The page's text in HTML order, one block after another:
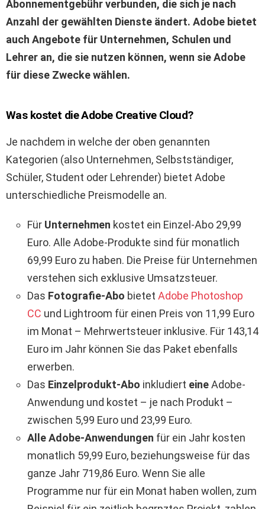
Abonnementgebühr verbunden, die sich je nach
Anzahl der gewählten Dienste ändert. Adobe bietet
auch Angebote für Unternehmen, Schulen und
Lehrer an, die sie nutzen können, wenn sie Adobe
für diese Zwecke wählen.
Was kostet die Adobe Creative Cloud?
Je nachdem in welche der oben genannten
Kategorien (also Unternehmen, Selbstständiger,
Schüler, Student oder Lehrender) bietet Adobe
unterschiedliche Preismodelle an.
Für Unternehmen kostet ein Einzel-Abo 29,99
Euro. Alle Adobe-Produkte sind für monatlich
69,99 Euro zu haben. Die Preise für Unternehmen
verstehen sich exklusive Umsatzsteuer.
Das Fotografie-Abo bietet Adobe Photoshop
CC und Lightroom für einen Preis von 11,99 Euro
im Monat – Mehrwertsteuer inklusive. Für 143,14
Euro im Jahr können Sie das Paket ebenfalls
erwerben.
Das Einzelprodukt-Abo inkludiert eineAdobe-
Anwendung und kostet – je nach Produkt –
zwischen 5,99 Euro und 23,99 Euro.
Alle Adobe-Anwendungen für ein Jahr kosten
monatlich 59,99 Euro, beziehungsweise für das
ganze Jahr 719,86 Euro. Wenn Sie alle
Programme nur für ein Monat haben wollen, zum